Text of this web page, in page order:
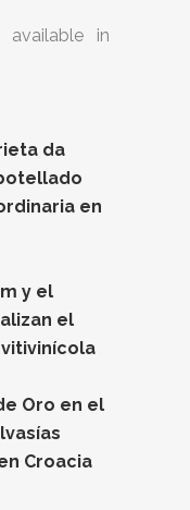
in
da
en
y el
el
Oro en el
Croacia